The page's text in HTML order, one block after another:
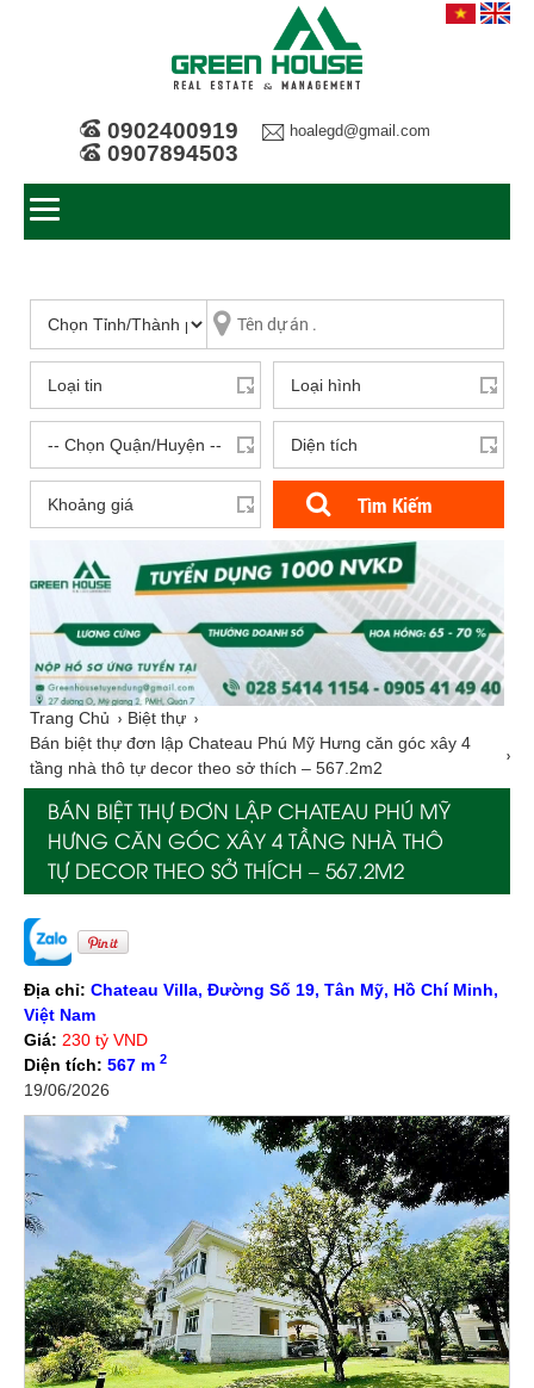
0902400919
0907894503
hoalegd@gmail.com
Tìm Kiếm
Trang Chủ
Biệt thự
Bán biệt thự đơn lập Chateau Phú Mỹ Hưng căn góc xây 4
tầng nhà thô tự decor theo sở thích – 567.2m2
BÁN BIỆT THỰ ĐƠN LẬP CHATEAU PHÚ MỸ
HƯNG CĂN GÓC XÂY 4 TẦNG NHÀ THÔ
TỰ DECOR THEO SỞ THÍCH – 567.2M2
Địa chỉ: Chateau Villa, Đường Số 19, Tân Mỹ, Hồ Chí Minh,
Việt Nam
Giá: 230 tỷ VND
Diện tích: 567 m 2
19/06/2026